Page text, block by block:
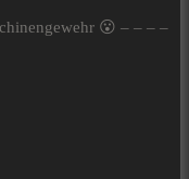
😮 – – – –